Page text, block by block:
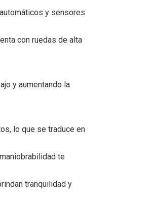
y sensores
con ruedas de alta
y aumentando la
lo que se traduce en
te
tranquilidad y